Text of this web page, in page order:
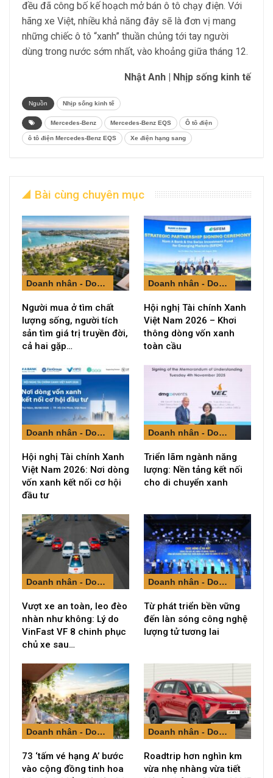
đều đã công bố kế hoạch mở bán ô tô chạy điện. Với
hãng xe Việt, nhiều khả năng đây sẽ là đơn vị mang
những chiếc ô tô “xanh” thuần chủng tới tay người
dùng trong nước sớm nhất, vào khoảng giữa tháng 12.
Nhật Anh | Nhịp sống kinh tế
Nguồn Nhịp sống kinh tế
Mercedes-Benz Mercedes-Benz EQS Ô tô điện
ô tô điện Mercedes-Benz EQS Xe điện hạng sang
Bài cùng chuyên mục
Doanh nhân - Doanh nghiệp
Người mua ở tìm chất
lượng sống, người tích
sản tìm giá trị truyền đời,
cả hai gặp…
Doanh nhân - Doanh nghiệp
Hội nghị Tài chính Xanh
Việt Nam 2026 – Khơi
thông dòng vốn xanh
toàn cầu
Doanh nhân - Doanh nghiệp
Hội nghị Tài chính Xanh
Việt Nam 2026: Nơi dòng
vốn xanh kết nối cơ hội
đầu tư
Doanh nhân - Doanh nghiệp
Triển lãm ngành năng
lượng: Nền tảng kết nối
cho di chuyển xanh
Doanh nhân - Doanh nghiệp
Vượt xe an toàn, leo đèo
nhàn như không: Lý do
VinFast VF 8 chinh phục
chủ xe sau…
Doanh nhân - Doanh nghiệp
Từ phát triển bền vững
đến làn sóng công nghệ
lượng tử tương lai
Doanh nhân - Doanh nghiệp
73 ‘tấm vé hạng A’ bước
vào cộng đồng tinh hoa
Doanh nhân - Doanh nghiệp
Roadtrip hơn nghìn km
vừa nhẹ nhàng vừa tiết